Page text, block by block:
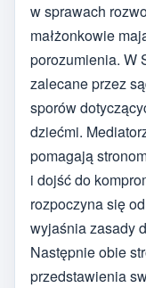
w sprawach
małżonkowie
porozumienia. W
zalecane przez
sporów
dziećmi.
pomagają
i dojść do
rozpoczyna się
wyjaśnia zasady
Następnie obie
przedstawienia